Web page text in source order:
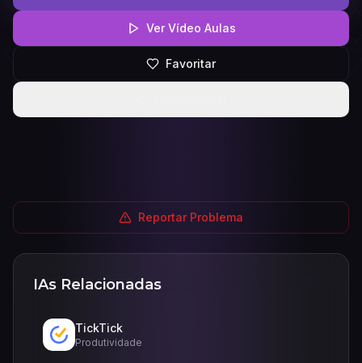
Ver Vídeo Aulas
Favoritar
Reportar Problema
IAs Relacionadas
TickTick
Produtividade